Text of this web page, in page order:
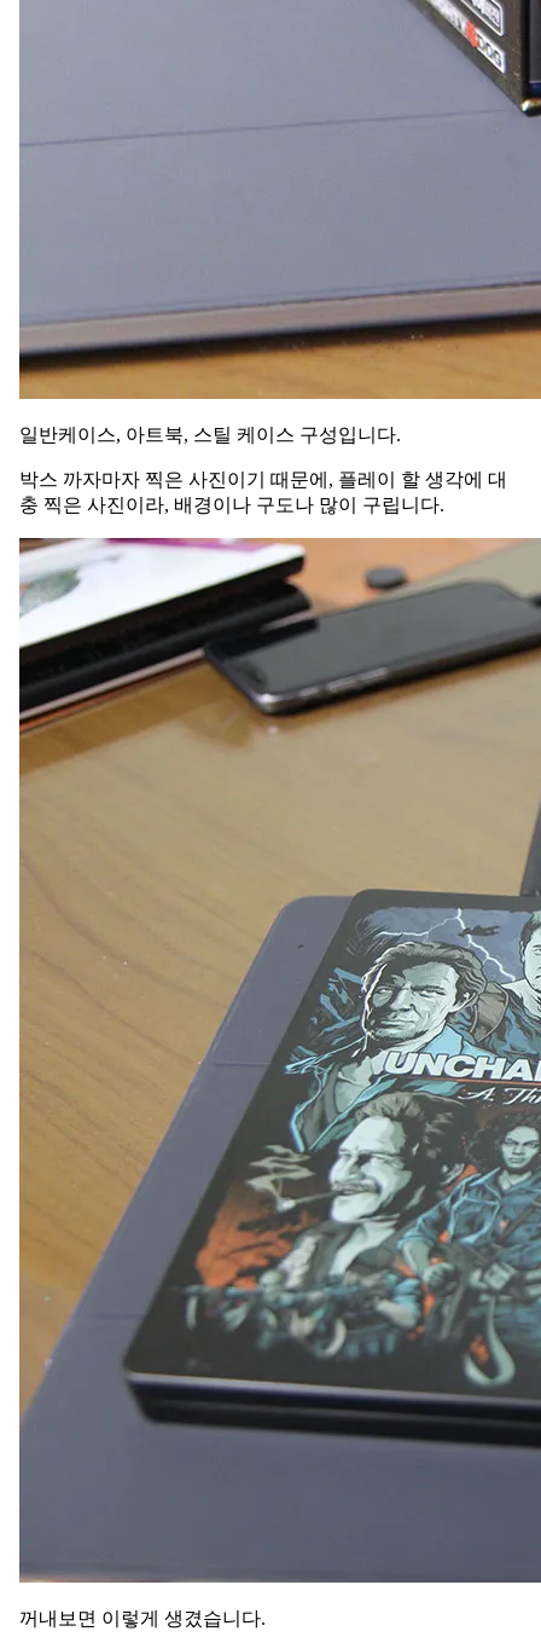
일반케이스, 아트북, 스틸 케이스 구성입니다.
박스 까자마자 찍은 사진이기 때문에, 플레이 할 생각에 대
충 찍은 사진이라, 배경이나 구도나 많이 구립니다.
꺼내보면 이렇게 생겼습니다.